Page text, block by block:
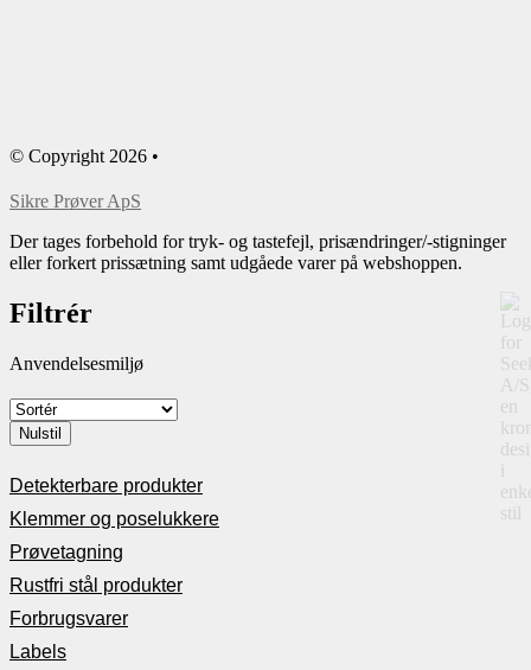
© Copyright 2026 •
​Sikre Prøver ApS
Der tages forbehold for tryk- og tastefejl, prisændringer/-stigninger
eller forkert prissætning samt udgåede varer på webshoppen.
Filtrér
Anvendelsesmiljø
Nulstil
Detekterbare produkter
Klemmer og poselukkere
Prøvetagning
Rustfri stål produkter
Forbrugsvarer
Labels